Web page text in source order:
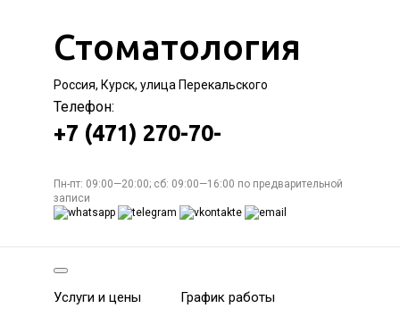
Стоматология
Россия, Курск, улица Перекальского
Телефон:
+7 (471) 270-70-
Пн-пт: 09:00—20:00; сб: 09:00—16:00 по предварительной
записи
Услуги и цены График работы